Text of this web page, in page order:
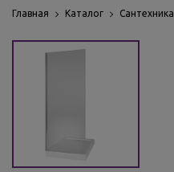
Аксессуары для ванной
Отопление
Главная Каталог Сантехника